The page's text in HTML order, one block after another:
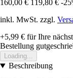
160,00 € 119,80 € -
inkl. MwSt. zzgl.
+5,99 € für Ihre
Bestellung
Loading...
Beschreibung